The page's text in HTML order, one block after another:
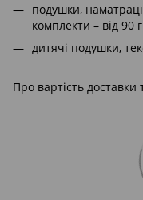
подушки,
комплекти – від 90
дитячі подушки,
Про вартість